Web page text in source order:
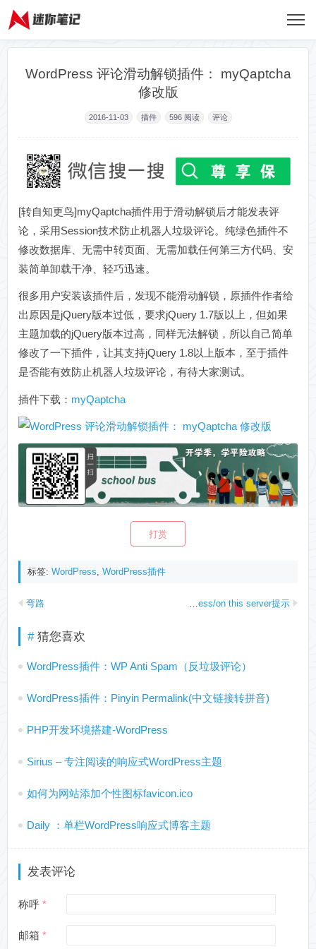
WordPress 评论滑动解锁插件： myQaptcha
修改版
2016-11-03 插件 596 阅读 评论
[转自知更鸟]myQaptcha插件用于滑动解锁后才能发表评
论，采用Session技术防止机器人垃圾评论。纯绿色插件不
修改数据库、无需中转页面、无需加载任何第三方代码、安
装简单卸载干净、轻巧迅速。
很多用户安装该插件后，发现不能滑动解锁，原插件作者给
出原因是jQuery版本过低，要求jQuery 1.7版以上，但如果
主题加载的jQuery版本过高，同样无法解锁，所以自己简单
修改了一下插件，让其支持jQuery 1.8以上版本，至于插件
是否能有效防止机器人垃圾评论，有待大家测试。
插件下载： myQaptcha
打赏
标签:WordPress,WordPress插件
弯路 WampServer出现You don’t have permission to access/on this server提示
猜您喜欢
WordPress插件：WP Anti Spam（反垃圾评论）
WordPress插件：Pinyin Permalink(中文链接转拼音)
PHP开发环境搭建-WordPress
Sirius – 专注阅读的响应式WordPress主题
如何为网站添加个性图标favicon.ico
Daily ：单栏WordPress响应式博客主题
发表评论
称呼
邮箱